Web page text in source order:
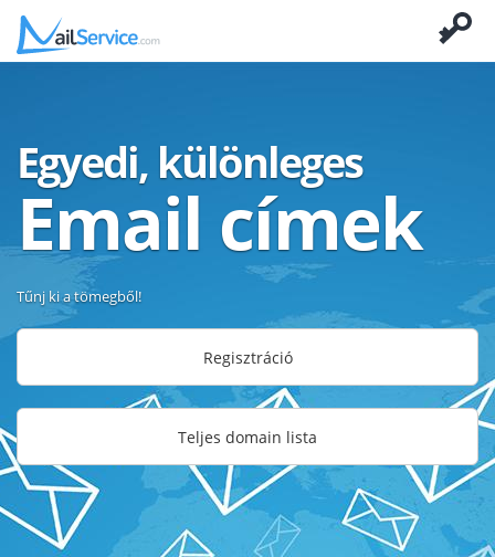
Egyedi, különleges
Email címek
Tűnj ki a tömegből!
Regisztráció
Teljes domain lista